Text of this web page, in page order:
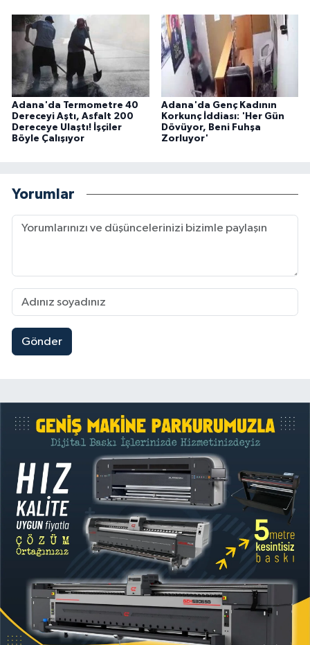
Adana'da Termometre 40
Dereceyi Aştı, Asfalt 200
Dereceye Ulaştı! İşçiler
Böyle Çalışıyor
Adana'da Genç Kadının
Korkunç İddiası: 'Her Gün
Dövüyor, Beni Fuhşa
Zorluyor'
Yorumlar
Gönder